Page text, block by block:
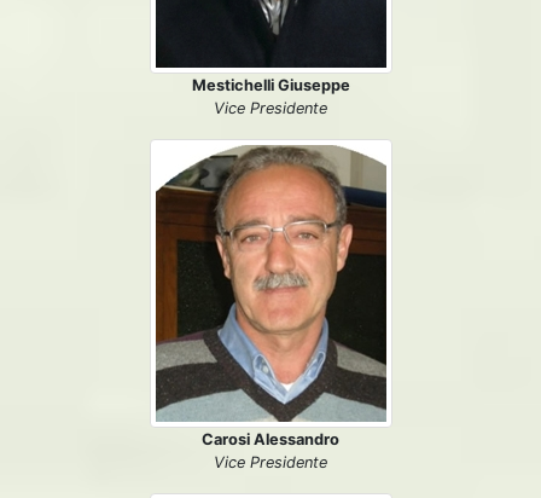
Mestichelli Giuseppe
Vice Presidente
Carosi Alessandro
Vice Presidente